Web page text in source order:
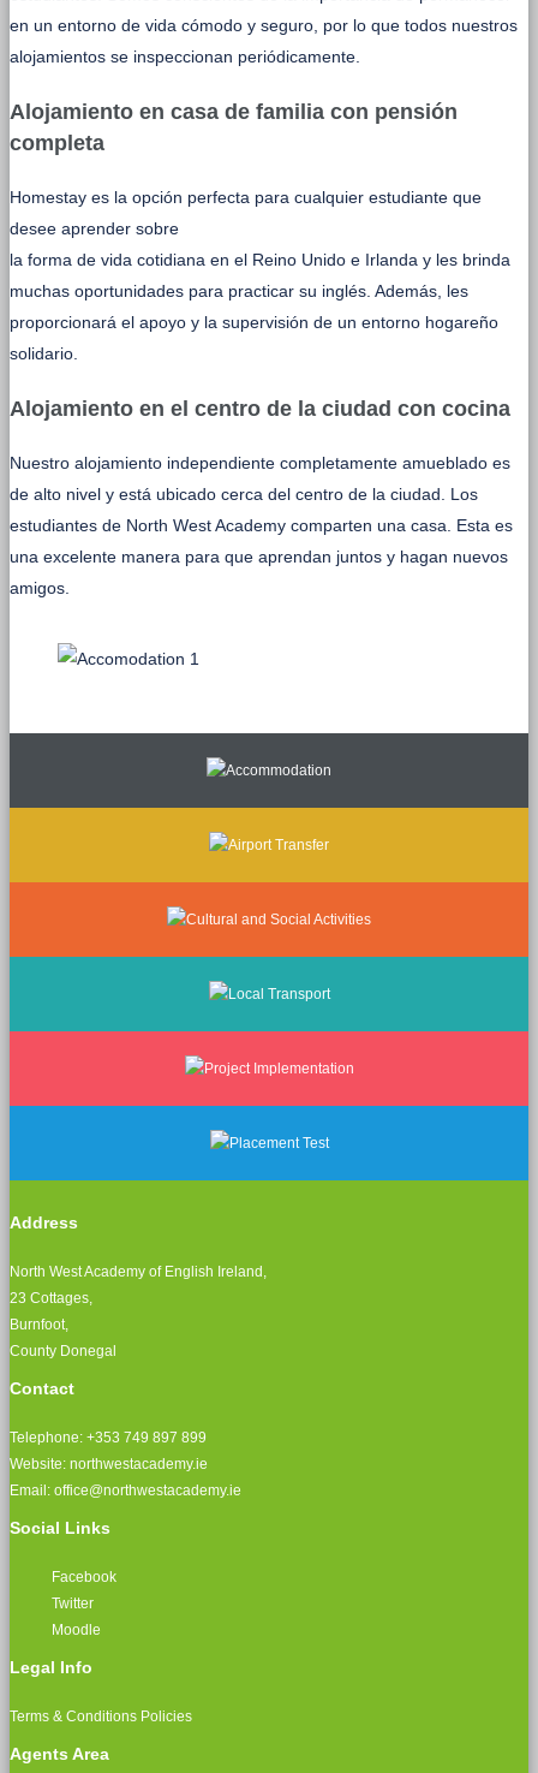
en un entorno de vida cómodo y seguro, por lo que todos nuestros
alojamientos se inspeccionan periódicamente.
Alojamiento en casa de familia con pensión
completa
Homestay es la opción perfecta para cualquier estudiante que
desee aprender sobre
la forma de vida cotidiana en el Reino Unido e Irlanda y les brinda
muchas oportunidades para practicar su inglés. Además, les
proporcionará el apoyo y la supervisión de un entorno hogareño
solidario.
Alojamiento en el centro de la ciudad con cocina
Nuestro alojamiento independiente completamente amueblado es
de alto nivel y está ubicado cerca del centro de la ciudad. Los
estudiantes de North West Academy comparten una casa. Esta es
una excelente manera para que aprendan juntos y hagan nuevos
amigos.
Address
North West Academy of English Ireland,
23 Cottages,
Burnfoot,
County Donegal
Contact
Telephone: +353 749 897 899
Website: northwestacademy.ie
Email: office@northwestacademy.ie
Social Links
Facebook
Twitter
Moodle
Legal Info
Terms & Conditions Policies
Agents Area